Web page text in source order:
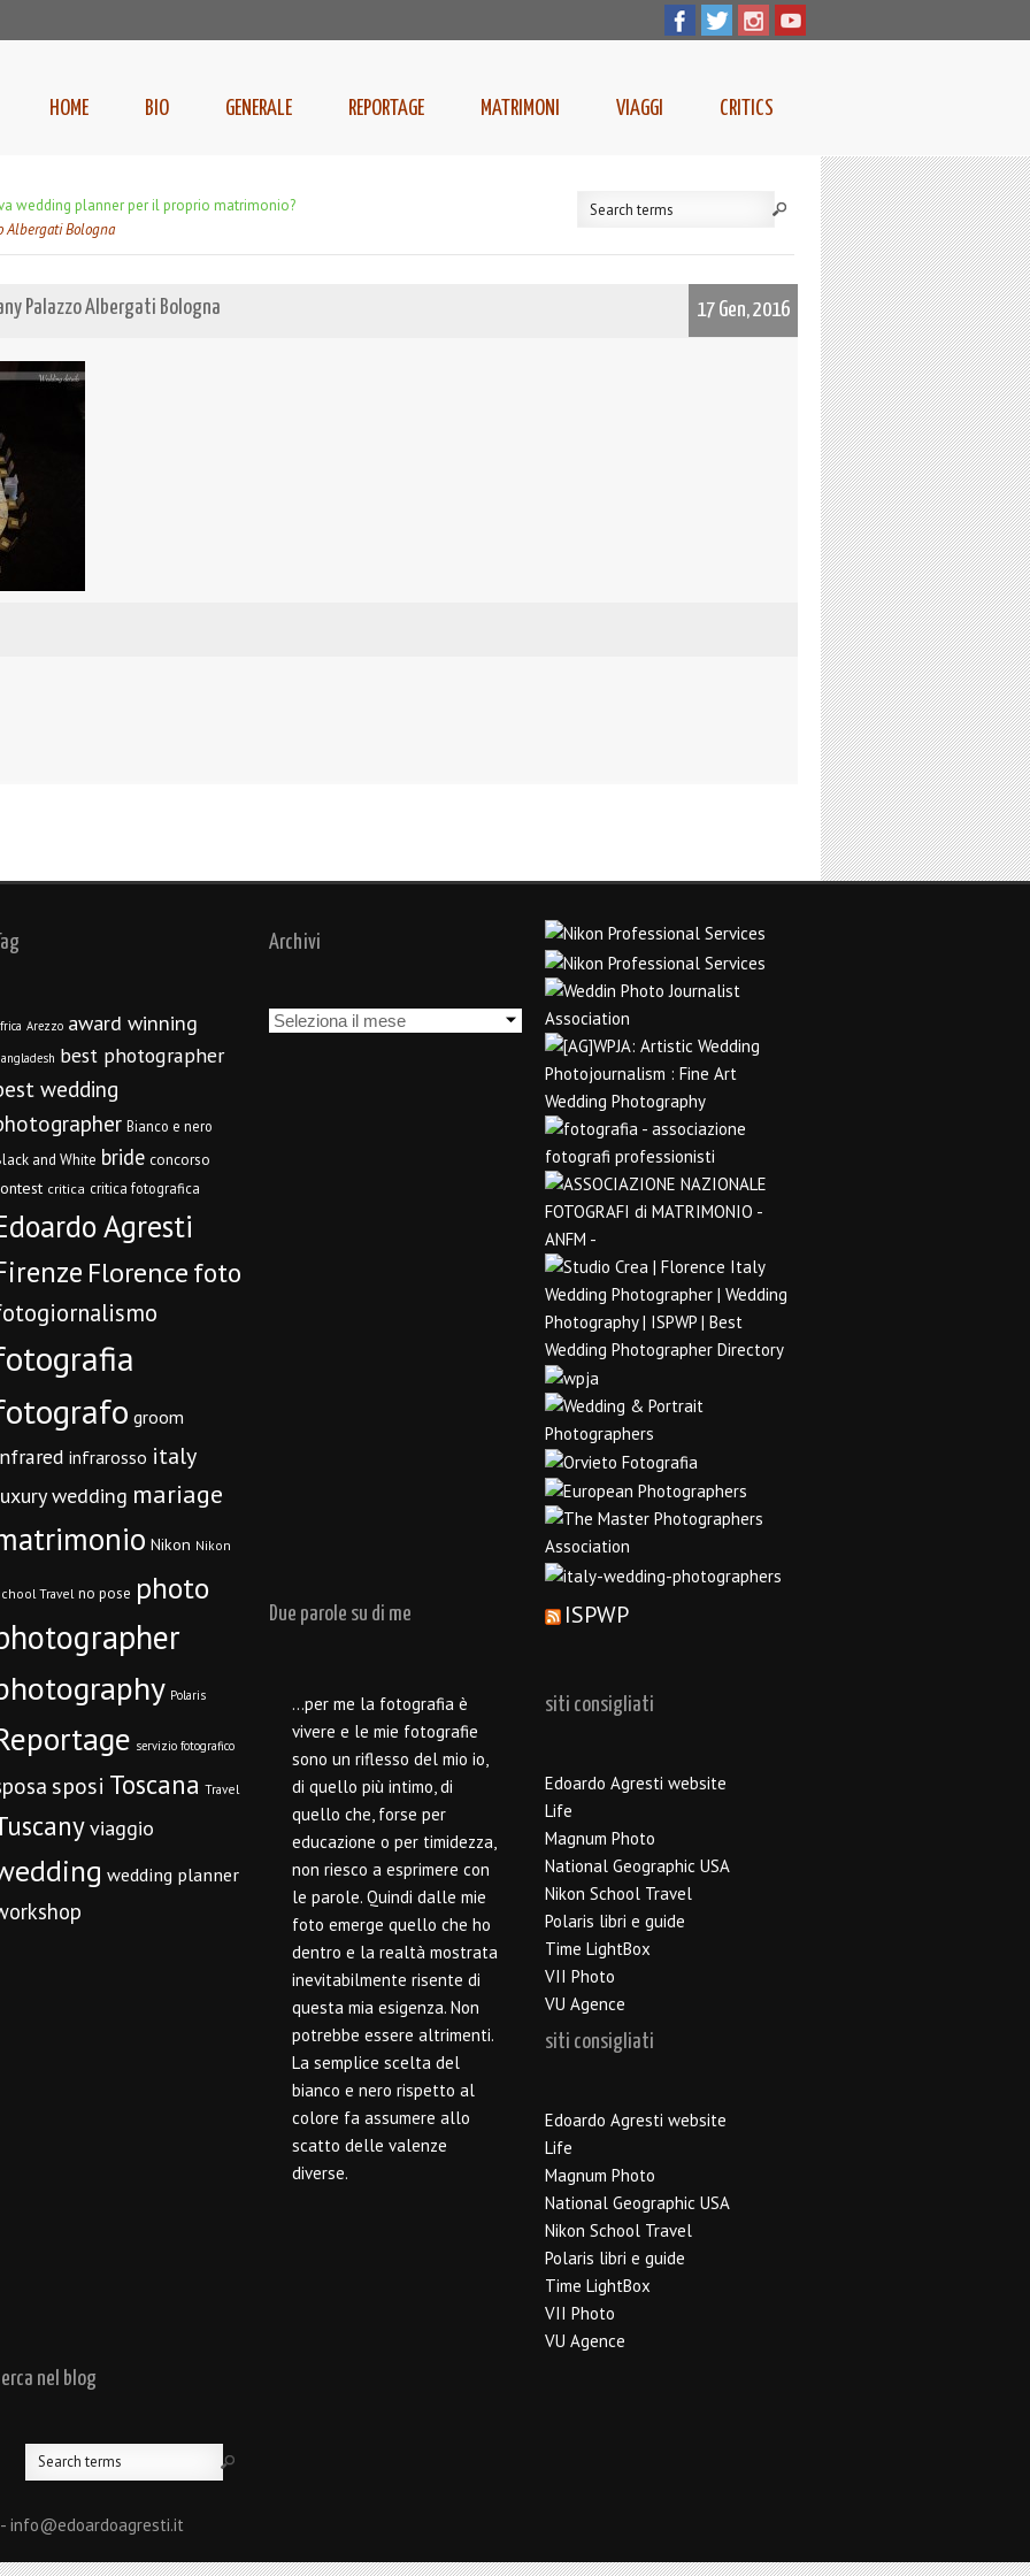
HOME BIO GENERALE REPORTAGE MATRIMONI VIAGGI CRITICS
wedding planner per il proprio matrimonio?
Albergati Bologna
Palazzo Albergati Bologna 17 Gen, 2016
Arezzo award winning
best photographer
wedding
Bianco e nero
and White bride concorso
critica critica fotografica
Agresti
Florencefoto
groom
infrarosso italy
wedding mariage
Nikon Nikon
Travel no pose photo
Polaris
servizio fotografico
sposi Toscana Travel
viaggio
wedding planner
Archivi
Archivi
Due parole su di me
…per me la fotografia è
vivere e le mie fotografie
sono un riflesso del mio io,
di quello più intimo, di
quello che, forse per
educazione o per timidezza,
non riesco a esprimere con
le parole. Quindi dalle mie
foto emerge quello che ho
dentro e la realtà mostrata
inevitabilmente risente di
questa mia esigenza. Non
potrebbe essere altrimenti.
La semplice scelta del
bianco e nero rispetto al
colore fa assumere allo
scatto delle valenze
diverse.
ISPWP
siti consigliati
Edoardo Agresti website
Life
Magnum Photo
National Geographic USA
Nikon School Travel
Polaris libri e guide
Time LightBox
VII Photo
VU Agence
siti consigliati
Edoardo Agresti website
Life
Magnum Photo
National Geographic USA
Nikon School Travel
Polaris libri e guide
Time LightBox
VII Photo
VU Agence
nel blog
info@edoardoagresti.it